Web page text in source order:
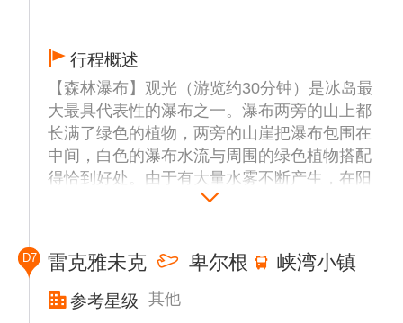
冰块。这些碎冰块曾在水中浸泡，棱角经过水
流的雕琢打磨，显现出钻石一样的光彩，因此
被叫做“冰钻石”。
行程概述
【森林瀑布】观光（游览约30分钟）是冰岛最
大最具代表性的瀑布之一。瀑布两旁的山上都
长满了绿色的植物，两旁的山崖把瀑布包围在
中间，白色的瀑布水流与周围的绿色植物搭配
得恰到好处。由于有大量水雾不断产生，在阳
光明媚的日子里双重彩虹会时有出现。瀑布右
景象。（此天午餐自理）
【塞利雅兰瀑布】（游览时间约30分钟）塞里
雅兰瀑布Seljalandsfoss又称牧场瀑布,因其附
D7 雷克雅未克 卑尔根 峡湾小镇
参考星级 其他